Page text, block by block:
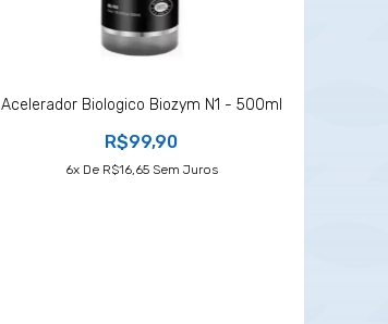
Acelerador Biologico Biozym N1 - 500ml
R$99,90
6X De R$16,65Sem Juros